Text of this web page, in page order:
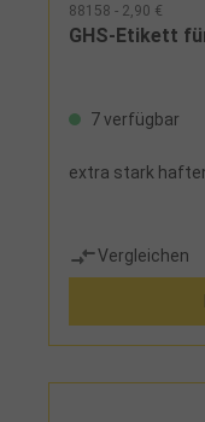
88158 - 2,90 €
GHS-Etikett
7 verfügbar
extra stark
Vergleichen